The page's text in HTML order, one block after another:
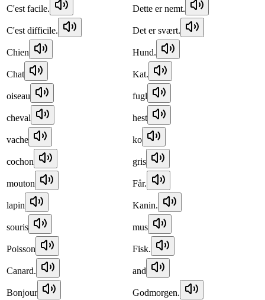
C'est facile. Dette er nemt.
C'est difficile. Det er svært.
Chien Hund.
Chat Kat.
oiseau fugl
cheval hest
vache ko
cochon gris
mouton Får.
lapin Kanin.
souris mus
Poisson Fisk.
Canard. and
Bonjour Godmorgen.